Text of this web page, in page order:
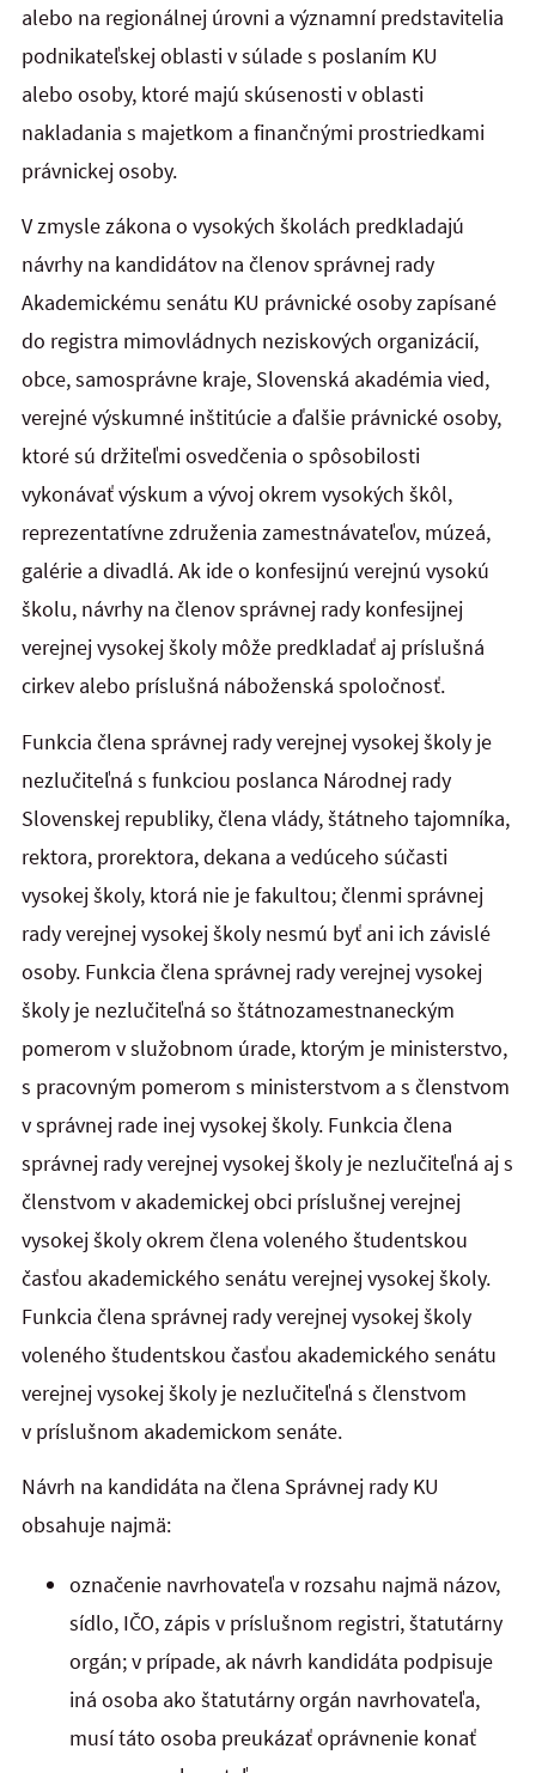
alebo na regionálnej úrovni a významní predstavitelia
podnikateľskej oblasti v súlade s poslaním KU
alebo osoby, ktoré majú skúsenosti v oblasti
nakladania s majetkom a finančnými prostriedkami
právnickej osoby.
V zmysle zákona o vysokých školách predkladajú
návrhy na kandidátov na členov správnej rady
Akademickému senátu KU právnické osoby zapísané
do registra mimovládnych neziskových organizácií,
obce, samosprávne kraje, Slovenská akadémia vied,
verejné výskumné inštitúcie a ďalšie právnické osoby,
ktoré sú držiteľmi osvedčenia o spôsobilosti
vykonávať výskum a vývoj okrem vysokých škôl,
reprezentatívne združenia zamestnávateľov, múzeá,
galérie a divadlá. Ak ide o konfesijnú verejnú vysokú
školu, návrhy na členov správnej rady konfesijnej
verejnej vysokej školy môže predkladať aj príslušná
cirkev alebo príslušná náboženská spoločnosť.
Funkcia člena správnej rady verejnej vysokej školy je
nezlučiteľná s funkciou poslanca Národnej rady
Slovenskej republiky, člena vlády, štátneho tajomníka,
rektora, prorektora, dekana a vedúceho súčasti
vysokej školy, ktorá nie je fakultou; členmi správnej
rady verejnej vysokej školy nesmú byť ani ich závislé
osoby. Funkcia člena správnej rady verejnej vysokej
školy je nezlučiteľná so štátnozamestnaneckým
pomerom v služobnom úrade, ktorým je ministerstvo,
s pracovným pomerom s ministerstvom a s členstvom
v správnej rade inej vysokej školy. Funkcia člena
správnej rady verejnej vysokej školy je nezlučiteľná aj s
členstvom v akademickej obci príslušnej verejnej
vysokej školy okrem člena voleného študentskou
časťou akademického senátu verejnej vysokej školy.
Funkcia člena správnej rady verejnej vysokej školy
voleného študentskou časťou akademického senátu
verejnej vysokej školy je nezlučiteľná s členstvom
v príslušnom akademickom senáte.
Návrh na kandidáta na člena Správnej rady KU
obsahuje najmä:
označenie navrhovateľa v rozsahu najmä názov,
sídlo, IČO, zápis v príslušnom registri, štatutárny
orgán; v prípade, ak návrh kandidáta podpisuje
iná osoba ako štatutárny orgán navrhovateľa,
musí táto osoba preukázať oprávnenie konať